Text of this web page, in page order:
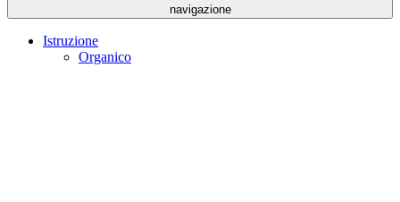
navigazione
Istruzione
Organico